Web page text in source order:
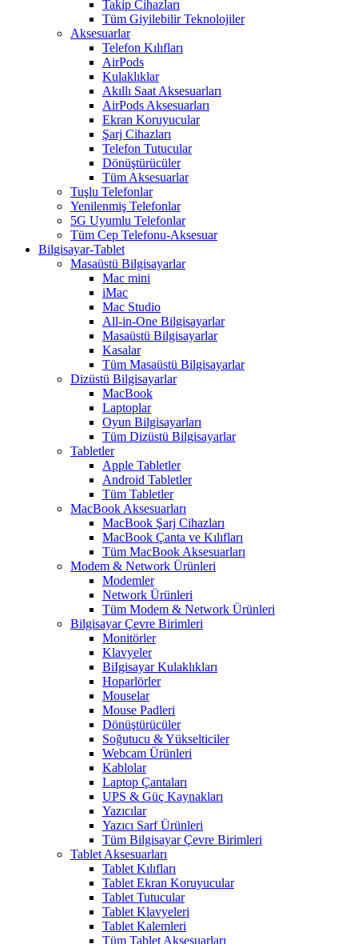
Takip Cihazları
Tüm Giyilebilir Teknolojiler
Aksesuarlar
Telefon Kılıfları
AirPods
Kulaklıklar
Akıllı Saat Aksesuarları
AirPods Aksesuarları
Ekran Koruyucular
Şarj Cihazları
Telefon Tutucular
Dönüştürücüler
Tüm Aksesuarlar
Tuşlu Telefonlar
Yenilenmiş Telefonlar
5G Uyumlu Telefonlar
Tüm Cep Telefonu-Aksesuar
Bilgisayar-Tablet
Masaüstü Bilgisayarlar
Mac mini
iMac
Mac Studio
All-in-One Bilgisayarlar
Masaüstü Bilgisayarlar
Kasalar
Tüm Masaüstü Bilgisayarlar
Dizüstü Bilgisayarlar
MacBook
Laptoplar
Oyun Bilgisayarları
Tüm Dizüstü Bilgisayarlar
Tabletler
Apple Tabletler
Android Tabletler
Tüm Tabletler
MacBook Aksesuarları
MacBook Şarj Cihazları
MacBook Çanta ve Kılıfları
Tüm MacBook Aksesuarları
Modem & Network Ürünleri
Modemler
Network Ürünleri
Tüm Modem & Network Ürünleri
Bilgisayar Çevre Birimleri
Monitörler
Klavyeler
BiIgisayar Kulaklıkları
Hoparlörler
Mouselar
Mouse Padleri
Dönüştürücüler
Soğutucu & Yükselticiler
Webcam Ürünleri
Kablolar
Laptop Çantaları
UPS & Güç Kaynakları
Yazıcılar
Yazıcı Sarf Ürünleri
Tüm Bilgisayar Çevre Birimleri
Tablet Aksesuarları
Tablet Kılıfları
Tablet Ekran Koruyucular
Tablet Tutucular
Tablet Klavyeleri
Tablet Kalemleri
Tüm Tablet Aksesuarları